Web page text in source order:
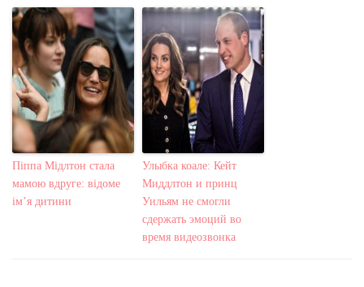
Піппа Мідлтон стала
мамою вдруге: відоме
ім’я дитини
Улыбка коале: Кейт
Миддлтон и принц
Уильям не смогли
сдержать эмоций во
время видеозвонка